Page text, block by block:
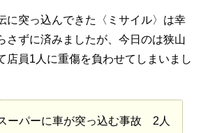
に突っ込んできた〈ミサイル〉は幸
さずに済みましたが、今日のは狭山
店員1人に重傷を負わせてしまいまし
ーパーに車が突っ込む事故 2人